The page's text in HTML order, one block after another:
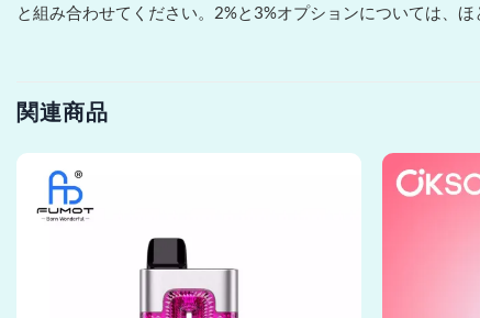
と組み合わせてください。2%と3%オプションについては、
関連商品